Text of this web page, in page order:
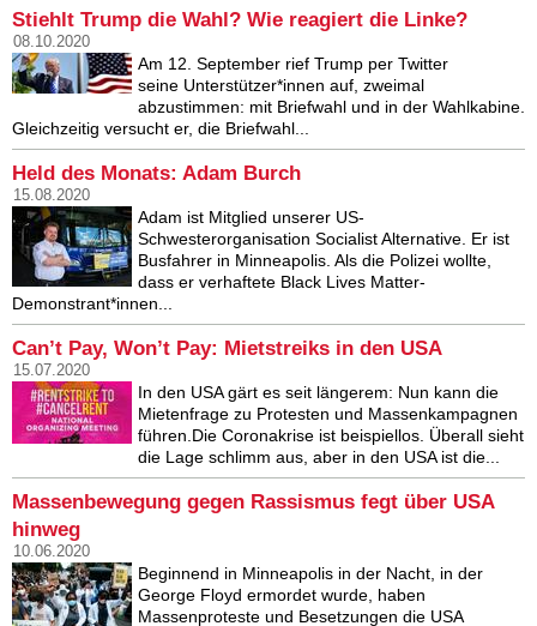
Stiehlt Trump die Wahl? Wie reagiert die Linke?
08.10.2020
Am 12. September rief Trump per Twitter
seine Unterstützer*innen auf, zweimal
abzustimmen: mit Briefwahl und in der Wahlkabine.
Gleichzeitig versucht er, die Briefwahl...
Held des Monats: Adam Burch
15.08.2020
Adam ist Mitglied unserer US-
Schwesterorganisation Socialist Alternative. Er ist
Busfahrer in Minneapolis. Als die Polizei wollte,
dass er verhaftete Black Lives Matter-
Demonstrant*innen...
Can’t Pay, Won’t Pay: Mietstreiks in den USA
15.07.2020
In den USA gärt es seit längerem: Nun kann die
Mietenfrage zu Protesten und Massenkampagnen
führen.Die Coronakrise ist beispiellos. Überall sieht
die Lage schlimm aus, aber in den USA ist die...
Massenbewegung gegen Rassismus fegt über USA
hinweg
10.06.2020
Beginnend in Minneapolis in der Nacht, in der
George Floyd ermordet wurde, haben
Massenproteste und Besetzungen die USA